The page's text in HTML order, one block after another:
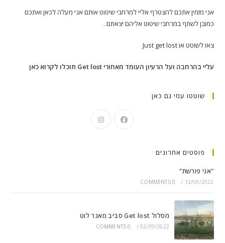
אני מזמין אתכם להצטרף אליי למרחבי שיטוט אותם אני מעלה לכאן ואתכם
כמובן לשתף במרחבי שיטוט אליהם יצאתם .
צאו לשוטט או Just get lost
עליי בהרחבה ועל הרעיון העומד מאחורי Get lost תוכלו לקרוא כאן
שוטטו עמי גם כאן
פוסטים אחרונים
"אני פורשת"
12/09/2022
/
0 COMMENTS
מסלול Get lost סביב מאגר לוט
02/09/2022
/
0 COMMENTS